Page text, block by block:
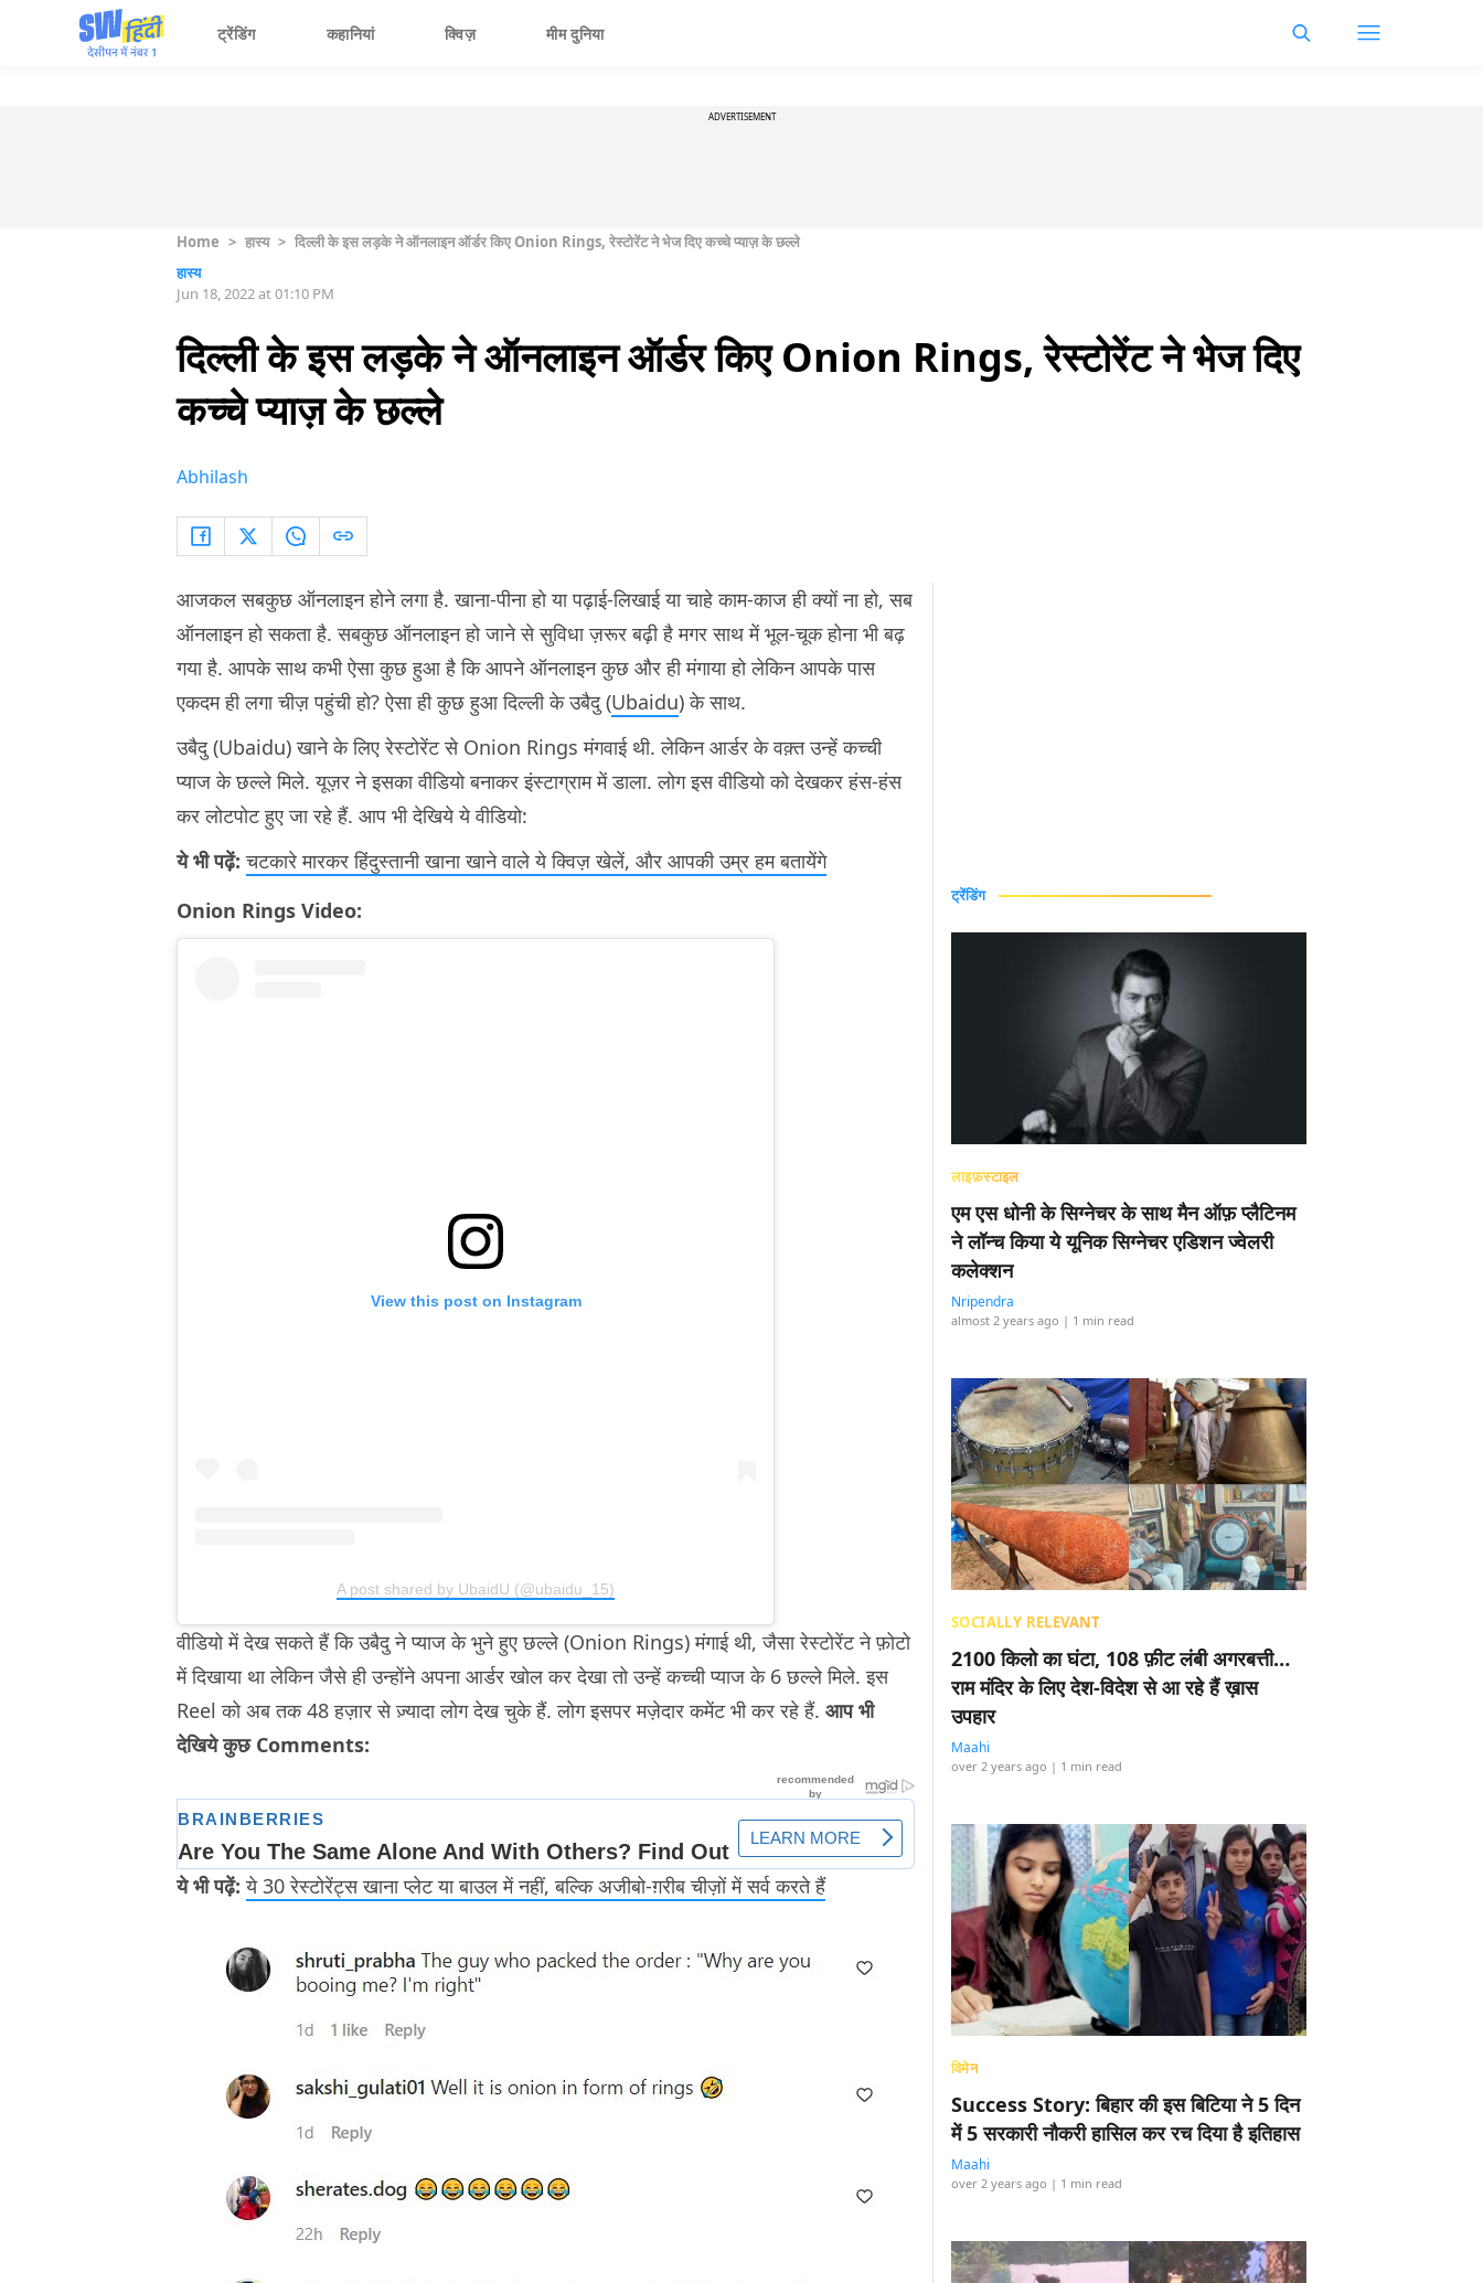
ट्रेंडिंग कहानियां क्विज़ मीम दुनिया
ADVERTISEMENT
Home > हास्य > दिल्ली के इस लड़के ने ऑनलाइन ऑर्डर किए Onion Rings, रेस्टोरेंट ने भेज दिए कच्चे प्याज़ के छल्ले
हास्य
Jun 18, 2022 at 01:10 PM
दिल्ली के इस लड़के ने ऑनलाइन ऑर्डर किए Onion Rings, रेस्टोरेंट ने भेज दिए
कच्चे प्याज़ के छल्ले
Abhilash
आजकल सबकुछ ऑनलाइन होने लगा है. खाना-पीना हो या पढ़ाई-लिखाई या चाहे काम-काज ही क्यों ना हो, सब
ऑनलाइन हो सकता है. सबकुछ ऑनलाइन हो जाने से सुविधा ज़रूर बढ़ी है मगर साथ में भूल-चूक होना भी बढ़
गया है. आपके साथ कभी ऐसा कुछ हुआ है कि आपने ऑनलाइन कुछ और ही मंगाया हो लेकिन आपके पास
एकदम ही लगा चीज़ पहुंची हो? ऐसा ही कुछ हुआ दिल्ली के उबैदु (Ubaidu) के साथ.
उबैदु (Ubaidu) खाने के लिए रेस्टोरेंट से Onion Rings मंगवाई थी. लेकिन आर्डर के वक़्त उन्हें कच्ची
प्याज के छल्ले मिले. यूज़र ने इसका वीडियो बनाकर इंस्टाग्राम में डाला. लोग इस वीडियो को देखकर हंस-हंस
कर लोटपोट हुए जा रहे हैं. आप भी देखिये ये वीडियो:
ये भी पढ़ें: चटकारे मारकर हिंदुस्तानी खाना खाने वाले ये क्विज़ खेलें, और आपकी उम्र हम बतायेंगे
Onion Rings Video:
View this post on Instagram
A post shared by UbaidU (@ubaidu_15)
वीडियो में देख सकते हैं कि उबैदु ने प्याज के भुने हुए छल्ले (Onion Rings) मंगाई थी, जैसा रेस्टोरेंट ने फ़ोटो
में दिखाया था लेकिन जैसे ही उन्होंने अपना आर्डर खोल कर देखा तो उन्हें कच्ची प्याज के 6 छल्ले मिले. इस
Reel को अब तक 48 हज़ार से ज़्यादा लोग देख चुके हैं. लोग इसपर मज़ेदार कमेंट भी कर रहे हैं. आप भी
देखिये कुछ Comments:
ये भी पढ़ें:ये 30 रेस्टोरेंट्स खाना प्लेट या बाउल में नहीं, बल्कि अजीबो-ग़रीब चीज़ों में सर्व करते हैं
ट्रेंडिंग
लाइफ़स्टाइल
एम एस धोनी के सिग्नेचर के साथ मैन ऑफ़ प्लैटिनम
ने लॉन्च किया ये यूनिक सिग्नेचर एडिशन ज्वेलरी
कलेक्शन
Nripendra
almost 2 years ago | 1 min read
SOCIALLY RELEVANT
2100 किलो का घंटा, 108 फ़ीट लंबी अगरबत्ती…
राम मंदिर के लिए देश-विदेश से आ रहे हैं ख़ास
उपहार
Maahi
over 2 years ago | 1 min read
विमेन
Success Story: बिहार की इस बिटिया ने 5 दिन
में 5 सरकारी नौकरी हासिल कर रच दिया है इतिहास
Maahi
over 2 years ago | 1 min read